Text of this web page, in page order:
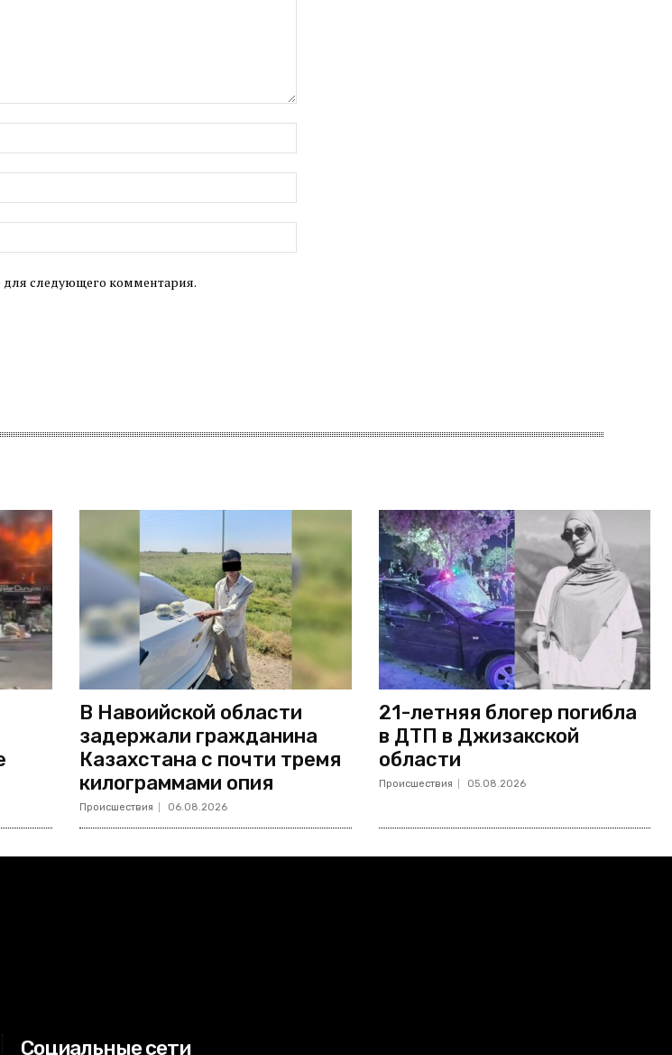
почта:*
Сайт:
для следующего комментария.
В Навоийской области
задержали гражданина
Казахстана с почти тремя
килограммами опия
Происшествия 06.08.2026
21-летняя блогер погибла
в ДТП в Джизакской
области
Происшествия 05.08.2026
Социальные сети